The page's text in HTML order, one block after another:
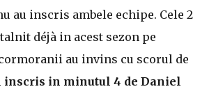
au inscris ambele echipe. Cele 2
déjà in acest sezon pe
au invins cu scorul de
inscris in minutul 4 de Daniel